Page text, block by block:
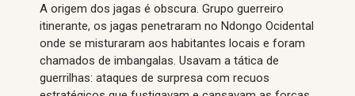
A origem dos jagas é obscura. Grupo guerreiro
itinerante, os jagas penetraram no Ndongo Ocidental
onde se misturaram aos habitantes locais e foram
chamados de imbangalas. Usavam a tática de
guerrilhas: ataques de surpresa com recuos